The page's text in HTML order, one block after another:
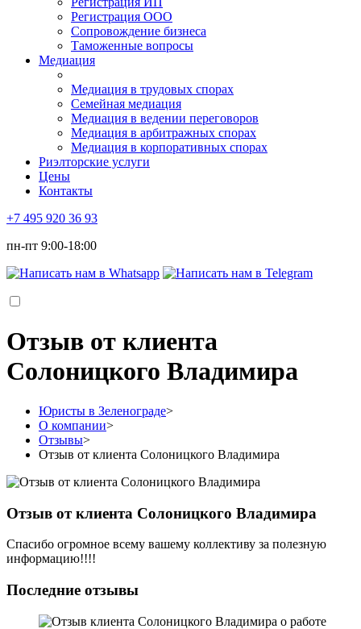
Регистрация ООО
Сопровождение бизнеса
Таможенные вопросы
Медиация
Медиация в трудовых спорах
Семейная медиация
Медиация в ведении переговоров
Медиация в арбитражных спорах
Медиация в корпоративных спорах
Риэлторские услуги
Цены
Контакты
+7 495 920 36 93
пн-пт 9:00-18:00
Отзыв от клиента
Солоницкого Владимира
Юристы в Зеленограде>
О компании>
Отзывы>
Отзыв от клиента Солоницкого Владимира
Отзыв от клиента Солоницкого Владимира
Спасибо огромное всему вашему коллективу за полезную
информацию!!!!
Последние отзывы